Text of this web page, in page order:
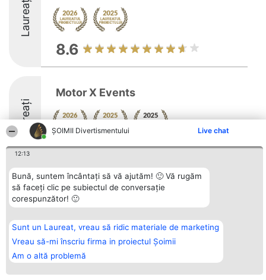
ŞOIMII Divertismentului Live chat
12:13
Bună, suntem încântați să vă ajutăm! 🙂 Vă rugăm
să faceți clic pe subiectul de conversație
corespunzător! 🙂
Sunt un Laureat, vreau să ridic materiale de marketing
Vreau să-mi înscriu firma in proiectul Șoimii
Am o altă problemă
Laureați
8.6
Laureați
Motor X Events
8.8
Organizator Ranking
BRIGHT SOLUTIONS BR SRL
Sc. A Et. 4 Ap. 13 Cod 061952
București
CUI 36737675
tel: +40 770 990 492
Plebiscyt
Laureaților
Reguli
Politica de